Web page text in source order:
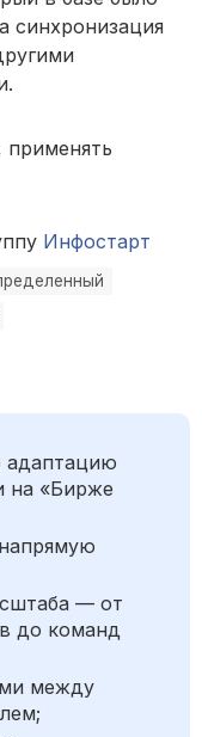
синхронизация
Инфостарт
адаптацию
на «Бирже
— от
до команд
между